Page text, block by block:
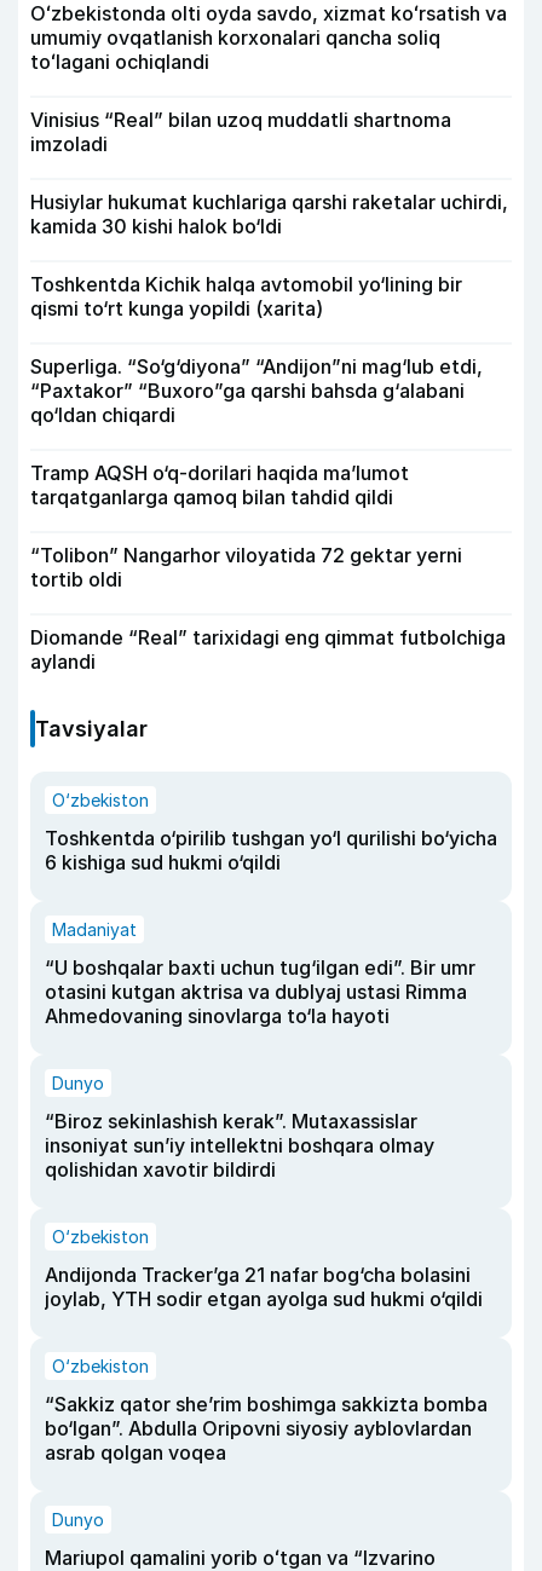
Oʻzbekistonda olti oyda savdo, xizmat koʻrsatish va
umumiy ovqatlanish korxonalari qancha soliq
toʻlagani ochiqlandi
Vinisius “Real” bilan uzoq muddatli shartnoma
imzoladi
Husiylar hukumat kuchlariga qarshi raketalar uchirdi,
kamida 30 kishi halok bo‘ldi
Toshkentda Kichik halqa avtomobil yo‘lining bir
qismi to‘rt kunga yopildi (xarita)
Superliga. “So‘g‘diyona” “Andijon”ni mag‘lub etdi,
“Paxtakor” “Buxoro”ga qarshi bahsda g‘alabani
qo‘ldan chiqardi
Tramp AQSH o‘q-dorilari haqida ma’lumot
tarqatganlarga qamoq bilan tahdid qildi
“Tolibon” Nangarhor viloyatida 72 gektar yerni
tortib oldi
Diomande “Real” tarixidagi eng qimmat futbolchiga
aylandi
Tavsiyalar
O‘zbekiston
Toshkentda o‘pirilib tushgan yo‘l qurilishi bo‘yicha
6 kishiga sud hukmi o‘qildi
Madaniyat
“U boshqalar baxti uchun tug‘ilgan edi”. Bir umr
otasini kutgan aktrisa va dublyaj ustasi Rimma
Ahmedovaning sinovlarga to‘la hayoti
Dunyo
“Biroz sekinlashish kerak”. Mutaxassislar
insoniyat sun’iy intellektni boshqara olmay
qolishidan xavotir bildirdi
O‘zbekiston
Andijonda Tracker’ga 21 nafar bog‘cha bolasini
joylab, YTH sodir etgan ayolga sud hukmi o‘qildi
O‘zbekiston
“Sakkiz qator she’rim boshimga sakkizta bomba
bo‘lgan”. Abdulla Oripovni siyosiy ayblovlardan
asrab qolgan voqea
Dunyo
Mariupol qamalini yorib oʻtgan va “Izvarino